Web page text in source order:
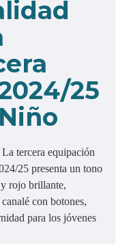
25
La tercera equipación
25 presenta un tono
rojo brillante,
con botones,
para los jóvenes